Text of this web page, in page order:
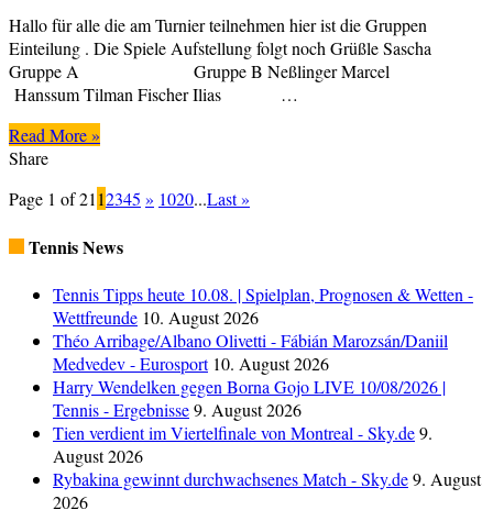
für
Tennisturnier
Hallo für alle die am Turnier teilnehmen hier ist die Gruppen
Einteilung . Die Spiele Aufstellung folgt noch Grüßle Sascha
Gruppe A Gruppe B Neßlinger Marcel
Hanssum Tilman Fischer Ilias …
Read More »
Share
Page 1 of 2112345 » 1020...Last »
Tennis News
Tennis Tipps heute 10.08. | Spielplan, Prognosen & Wetten -
Wettfreunde 10. August 2026
Théo Arribage/Albano Olivetti - Fábián Marozsán/Daniil
Medvedev - Eurosport 10. August 2026
Harry Wendelken gegen Borna Gojo LIVE 10/08/2026 |
Tennis - Ergebnisse9. August 2026
Tien verdient im Viertelfinale von Montreal - Sky.de9.
August 2026
Rybakina gewinnt durchwachsenes Match - Sky.de9. August
2026